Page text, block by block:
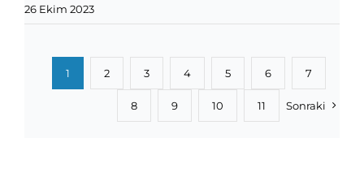
26 Ekim 2023
1 2 3 4 5 6 7
8 9 10 11 Sonraki